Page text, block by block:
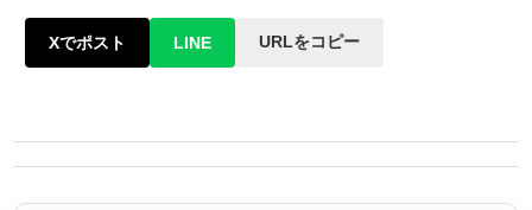
Xでポスト LINE URLをコピー